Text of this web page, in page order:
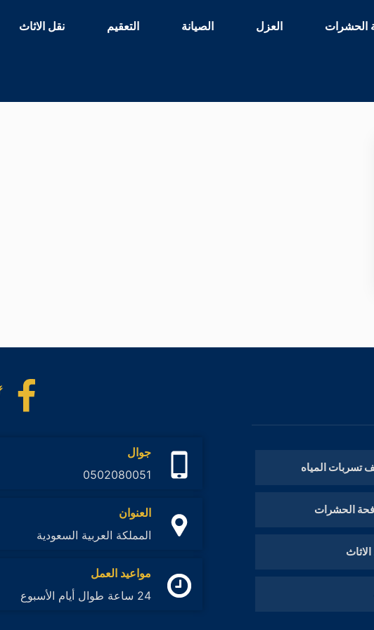
الحشرات العزل الصيانة التعقيم نقل الاثاث
المياه
الحشرات
تابعنا
جوال
0502080051
العنوان
المملكة العربية السعودية
مواعيد العمل
24 ساعة طوال أيام الأسبوع